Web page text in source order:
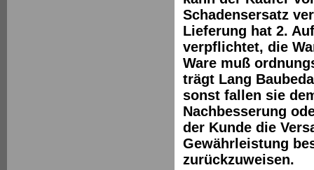
Schadensersatz
Lieferung hat 2.
verpflichtet, die
Ware muß
trägt Lang
sonst fallen sie
Nachbesserung
der Kunde die
Gewährleistung
zurückzuweisen.